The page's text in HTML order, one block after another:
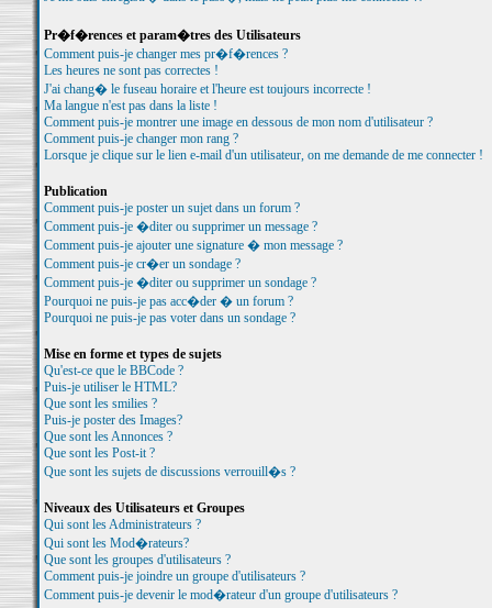
Pr�f�rences et param�tres des Utilisateurs
Comment puis-je changer mes pr�f�rences ?
Les heures ne sont pas correctes !
J'ai chang� le fuseau horaire et l'heure est toujours incorrecte !
Ma langue n'est pas dans la liste !
Comment puis-je montrer une image en dessous de mon nom d'utilisateur ?
Comment puis-je changer mon rang ?
Lorsque je clique sur le lien e-mail d'un utilisateur, on me demande de me connecter !
Publication
Comment puis-je poster un sujet dans un forum ?
Comment puis-je �diter ou supprimer un message ?
Comment puis-je ajouter une signature � mon message ?
Comment puis-je cr�er un sondage ?
Comment puis-je �diter ou supprimer un sondage ?
Pourquoi ne puis-je pas acc�der � un forum ?
Pourquoi ne puis-je pas voter dans un sondage ?
Mise en forme et types de sujets
Qu'est-ce que le BBCode ?
Puis-je utiliser le HTML?
Que sont les smilies ?
Puis-je poster des Images?
Que sont les Annonces ?
Que sont les Post-it ?
Que sont les sujets de discussions verrouill�s ?
Niveaux des Utilisateurs et Groupes
Qui sont les Administrateurs ?
Qui sont les Mod�rateurs?
Que sont les groupes d'utilisateurs ?
Comment puis-je joindre un groupe d'utilisateurs ?
Comment puis-je devenir le mod�rateur d'un groupe d'utilisateurs ?